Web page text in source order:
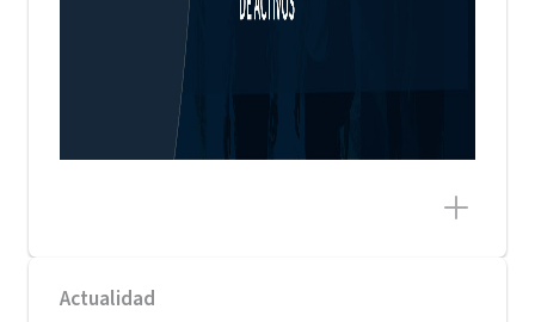
Actualidad